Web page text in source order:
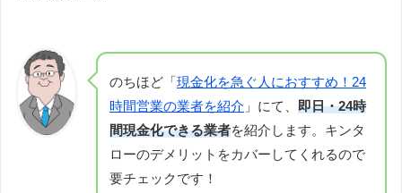
のちほど「現金化を急ぐ人におすすめ！24
時間営業の業者を紹介 」にて、 即日・24時
間現金化できる業者を紹介します。キンタ
ローのデメリットをカバーしてくれるので
要チェックです！